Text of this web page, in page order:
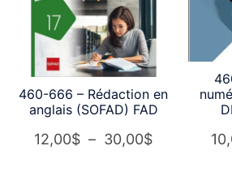
460-666 – Rédaction en
anglais (SOFAD) FAD
12,00$ – 30,00$Plage